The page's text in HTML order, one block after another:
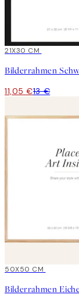
15%*
21X30 CM
Bilderrahmen
11,05 €13 €
15%*
50X50 CM
Bilderrahmen